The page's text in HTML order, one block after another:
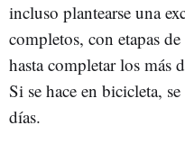
incluso plantearse una
completos, con etapas
hasta completar los más
Si se hace en bicicleta,
días.